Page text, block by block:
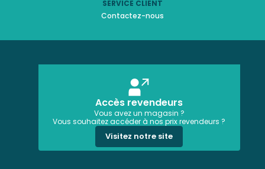
SERVICE CLIENT
Contactez-nous
Accès revendeurs
Vous avez un magasin ?
Vous souhaitez accéder à nos prix revendeurs ?
Visitez notre site